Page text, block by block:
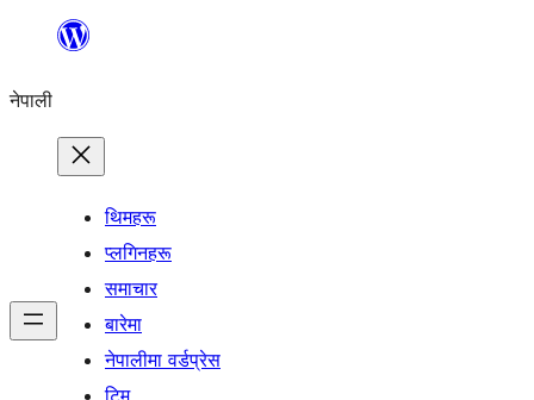
सामग्रीमा
नेपाली
थिमहरू
प्लगिनहरू
समाचार
बारेमा
नेपालीमा वर्डप्रेस
टिम